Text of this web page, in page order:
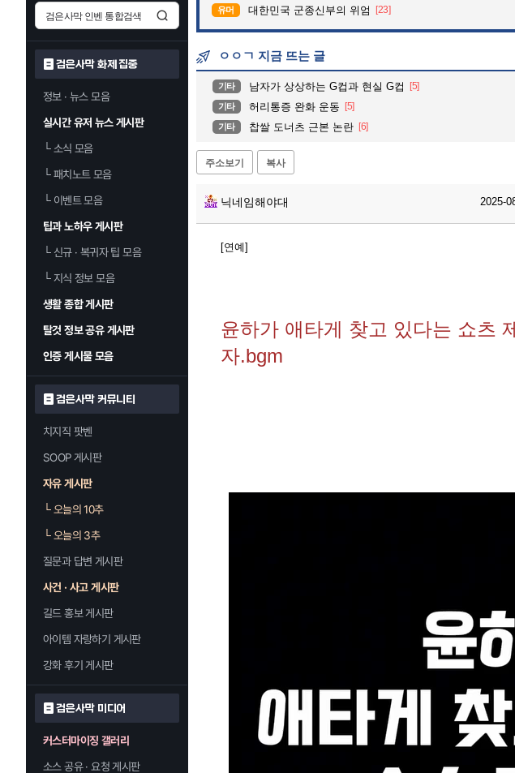
검은사막 화제 집중
정보 · 뉴스 모음
실시간 유저 뉴스 게시판
└소식 모음
└패치노트 모음
└이벤트 모음
팁과 노하우 게시판
└신규 · 복귀자 팁 모음
└지식 정보 모음
생활 종합 게시판
탈것 정보 공유 게시판
인증 게시물 모음
검은사막 커뮤니티
치지직 팟벤
SOOP 게시판
자유 게시판
└오늘의 10추
└오늘의 3추
질문과 답변 게시판
사건 · 사고 게시판
길드 홍보 게시판
아이템 자랑하기 게시판
강화 후기 게시판
검은사막 미디어
커스터마이징 갤러리
소스 공유 · 요청 게시판
유머 대한민국 군종신부의 위엄 [23]
ㅇㅇㄱ 지금 뜨는 글
기타 남자가 상상하는 G컵과 현실 G컵 [5]
기타 허리통증 완화 운동 [5]
기타 찹쌀 도너츠 근본 논란 [6]
주소보기 복사
닉네임해야대 2025-
[연예]
윤하가 애타게 찾고 있다는 쇼츠
자.bgm